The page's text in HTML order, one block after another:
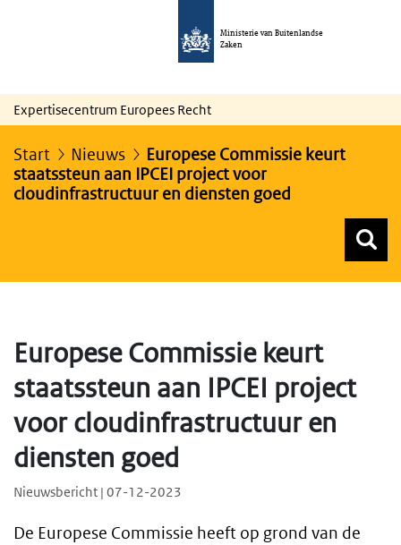
Ministerie van Buitenlandse
Zaken
Expertisecentrum Europees Recht
Start Nieuws
Europese Commissie keurt
staatssteun aan IPCEI project voor
cloudinfrastructuur en diensten goed
Europese Commissie keurt
staatssteun aan IPCEI project
voor cloudinfrastructuur en
diensten goed
Nieuwsbericht | 07-12-2023
De Europese Commissie heeft op grond van de